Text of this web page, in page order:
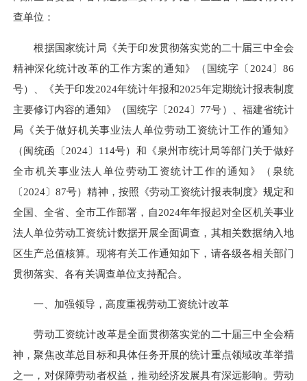
查单位：
根据国家统计局《关于印发贯彻落实党的二十届三中全会
精神深化统计改革的工作方案的通知》（国统字〔2024〕86
号）、《关于印发2024年统计年报和2025年定期统计报表制度
主要修订内容的通知》（国统字〔2024〕77号）、福建省统计
局《关于做好机关事业法人单位劳动工资统计工作的通知》
（闽统函〔2024〕114号）和《泉州市统计局等部门关于做好
全市机关事业法人单位劳动工资统计工作的通知》（泉统
〔2024〕87号）精神，按照《劳动工资统计报表制度》规定和
全国、全省、全市工作部署，自2024年年报起对全区机关事业
法人单位劳动工资统计数据开展全面调查，其相关数据纳入地
区生产总值核算。现将有关工作通知如下，请各级各相关部门
贯彻落实、各有关调查单位支持配合。
一、加强领导，高度重视劳动工资统计改革
劳动工资统计改革是全面贯彻落实党的二十届三中全会精
神，聚焦改革总目标和具体任务开展的统计重点领域改革举措
之一，对保障劳动者权益，推动经济发展具有深远影响。劳动